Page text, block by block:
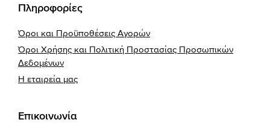
Πληροφορίες
Όροι και Προϋποθέσεις Αγορών
Όροι Χρήσης και Πολιτική Προστασίας Προσωπικών
Δεδομένων
Η εταιρεία μας
Επικοινωνία